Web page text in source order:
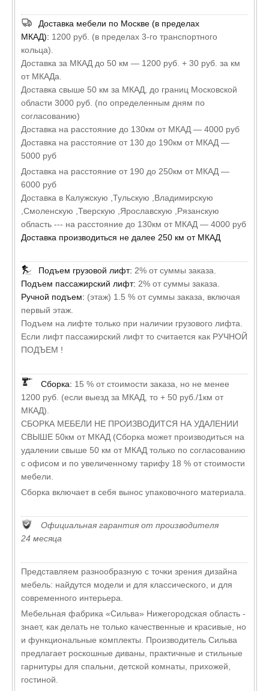
Доставка мебели по Москве (в пределах
МКАД): 1200 руб. (в пределах 3-го транспортного
кольца).
Доставка за МКАД до 50 км — 1200 руб. + 30 руб. за км
от МКАДа.
Доставка свыше 50 км за МКАД, до границ Московской
области 3000 руб. (по определенным дням по
согласованию)
Доставка на расстояние до 130км от МКАД — 4000 руб
Доставка на расстояние от 130 до 190км от МКАД —
5000 руб
Доставка на расстояние от 190 до 250км от МКАД —
6000 руб
Доставка в Калужскую ,Тульскую ,Владимирскую
,Смоленскую ,Тверскую ,Ярославскую ,Рязанскую
область --- на расстояние до 130км от МКАД — 4000 руб
Доставка производиться не далее 250 км от МКАД
Подъем грузовой лифт: 2% от суммы заказа.
Подъем пассажирский лифт: 2% от суммы заказа.
Ручной подъем: (этаж) 1.5 % от суммы заказа, включая
первый этаж.
Подъем на лифте только при наличии грузового лифта.
Если лифт пассажирский лифт то считается как РУЧНОЙ
ПОДЪЕМ !
Сборка: 15 % от стоимости заказа, но не менее
1200 руб. (если выезд за МКАД, то + 50 руб./1км от
МКАД).
СБОРКА МЕБЕЛИ НЕ ПРОИЗВОДИТСЯ НА УДАЛЕНИИ
СВЫШЕ 50км от МКАД (Сборка может производиться на
удалении свыше 50 км от МКАД только по согласованию
с офисом и по увеличенному тарифу 18 % от стоимости
мебели.
Сборка включает в себя вынос упаковочного материала.
Официальная гарантия от производителя
24 месяца
Представляем разнообразную с точки зрения дизайна
мебель: найдутся модели и для классического, и для
современного интерьера.
Мебельная фабрика «Сильва» Нижегородская область -
знает, как делать не только качественные и красивые, но
и функциональные комплекты. Производитель Сильва
предлагает роскошные диваны, практичные и стильные
гарнитуры для спальни, детской комнаты, прихожей,
гостиной.